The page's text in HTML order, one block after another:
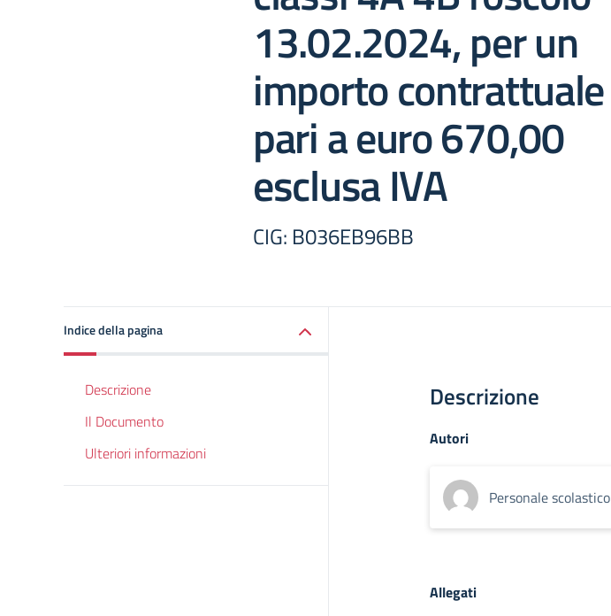
13.02.2024, per un
importo contrattuale
pari a euro 670,00
esclusa IVA
CIG: B036EB96BB
Indice della pagina
Descrizione
Il Documento
Ulteriori informazioni
Descrizione
Autori
Personale scolastico
Allegati